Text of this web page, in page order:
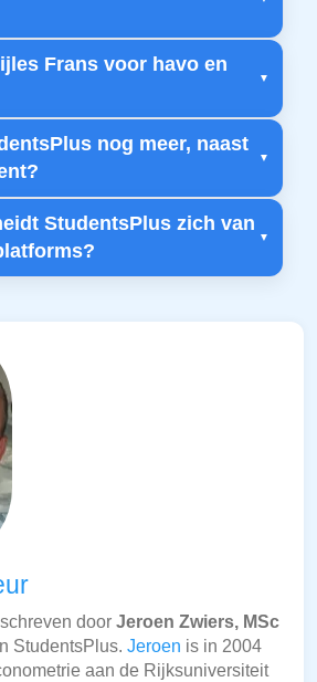
Frans voor havo en
nog meer, naast
StudentsPlus zich van
door Jeroen Zwiers, MSc
StudentsPlus. Jeroen is in 2004
aan de Rijksuniversiteit